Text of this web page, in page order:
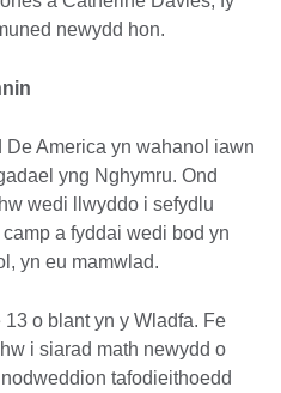
newydd hon.
De America yn wahanol iawn
yng Nghymru. Ond
wedi llwyddo i sefydlu
a fyddai wedi bod yn
yn eu mamwlad.
o blant yn y Wladfa. Fe
i siarad math newydd o
tafodieithoedd